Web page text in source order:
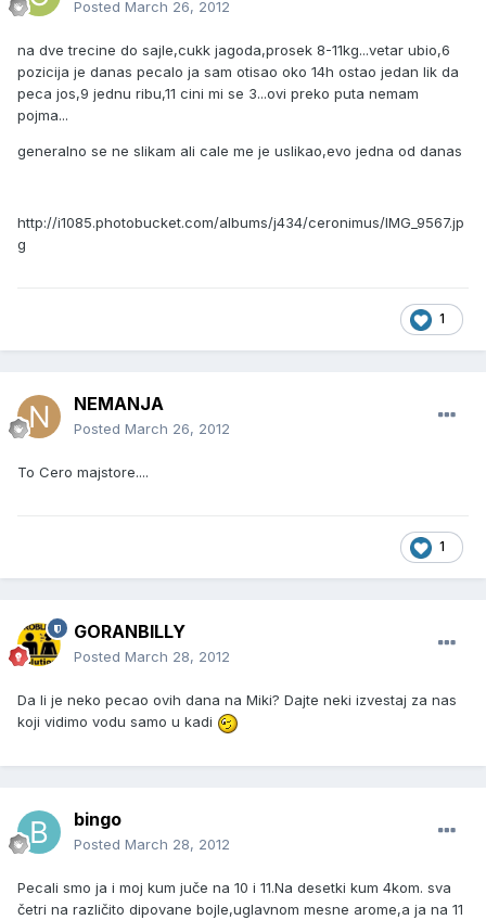
Posted March 26, 2012
na dve trecine do sajle,cukk jagoda,prosek 8-11kg...vetar ubio,6
pozicija je danas pecalo ja sam otisao oko 14h ostao jedan lik da
peca jos,9 jednu ribu,11 cini mi se 3...ovi preko puta nemam
pojma...
generalno se ne slikam ali cale me je uslikao,evo jedna od danas
http://i1085.photobucket.com/albums/j434/ceronimus/IMG_9567.jp
g
1
NEMANJA
Posted March 26, 2012
To Cero majstore....
1
GORANBILLY
Posted March 28, 2012
Da li je neko pecao ovih dana na Miki? Dajte neki izvestaj za nas
koji vidimo vodu samo u kadi
bingo
Posted March 28, 2012
Pecali smo ja i moj kum juče na 10 i 11.Na desetki kum 4kom. sva
četri na različito dipovane bojle,uglavnom mesne arome,a ja na 11